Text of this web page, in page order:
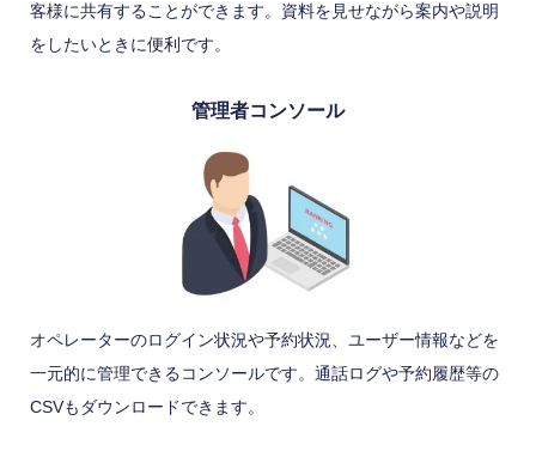
客様に共有することができます。資料を見せながら案内や説明
をしたいときに便利です。
管理者コンソール
オペレーターのログイン状況や予約状況、ユーザー情報などを
一元的に管理できるコンソールです。通話ログや予約履歴等の
CSVもダウンロードできます。